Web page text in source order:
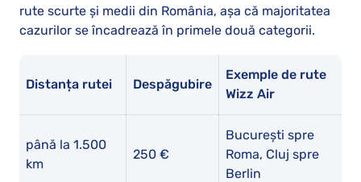
rute scurte și medii din România, așa că majoritatea
cazurilor se încadrează în primele două categorii.
Distanța rutei Despăgubire
Exemple de rute
Wizz Air
până la 1.500
km
250 €
București spre
Roma, Cluj spre
Berlin